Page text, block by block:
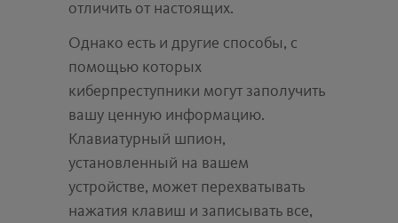
отличить от настоящих.
Однако есть и другие способы, с
помощью которых
киберпреступники могут заполучить
вашу ценную информацию.
Клавиатурный шпион,
установленный на вашем
устройстве, может перехватывать
нажатия клавиш и записывать все,